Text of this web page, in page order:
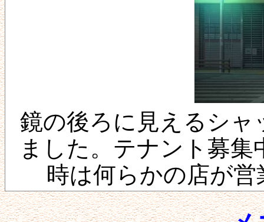
鏡の後ろに見えるシ
ました。テナント募
時は何らかの店が